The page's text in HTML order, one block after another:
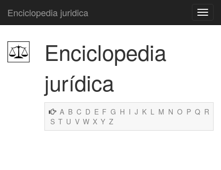
Enciclopedia juridica
Enciclopedia
jurídica
A B C D E F G H I J K L M N O P Q R
S T U V W X Y Z